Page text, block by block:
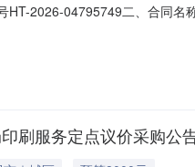
HT-2026-04795749二、合同
系方式：18926720269六、合
刷服务定点议价采购公